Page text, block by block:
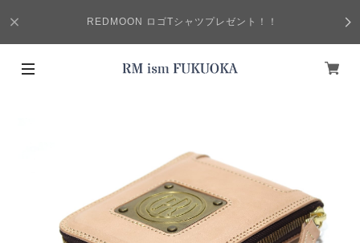
REDMOON ロゴTシャツプレゼント！！